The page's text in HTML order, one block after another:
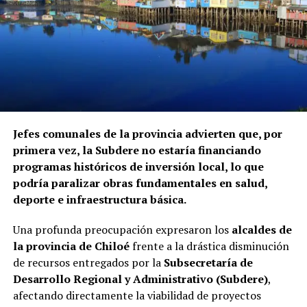
de la Superintendencia de Seguridad Social, Fonasa y el
Servicio Nacional de Migraciones, a requerimiento de la
Contraloría. Hasta el momento, ninguna de las
instituciones mencionadas ha informado si ha iniciado
procedimientos disciplinarios ni ha emitido
fiscalizaciones y solicitará antecedentes a cada
organismo involucrado para determinar las
responsabilidades administrativas correspondientes.
Jefes comunales de la provincia advierten que, por
primera vez, la Subdere no estaría financiando
programas históricos de inversión local, lo que
podría paralizar obras fundamentales en salud,
deporte e infraestructura básica.
Una profunda preocupación expresaron los alcaldes de
la provincia de Chiloéfrente a la drástica disminución
de recursos entregados por la Subsecretaría de
Desarrollo Regional y Administrativo (Subdere),
afectando directamente la viabilidad de proyectos